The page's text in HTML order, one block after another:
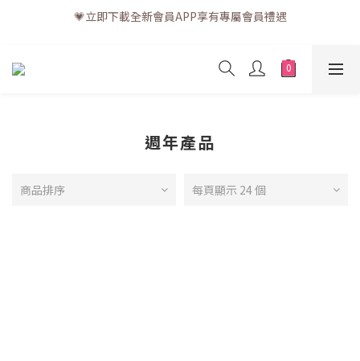
💗訂單一般送貨時間為3至5個工作天 (星期六、日及公眾假期並非
週年產品
商品排序 每頁顯示 24 個